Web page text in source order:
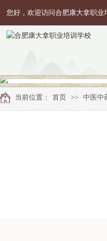
您好，欢迎访问合肥康大拿职业
当前位置： 首页 >> 中医中